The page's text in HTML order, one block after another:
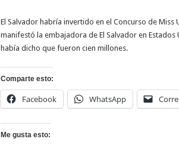
El Salvador habría invertido en el Concurso de
manifestó la embajadora de El Salvador en
había dicho que fueron cien millones.
Comparte esto:
Facebook WhatsApp
Me gusta esto: